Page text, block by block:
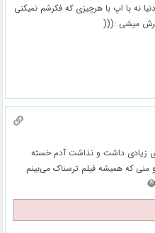
نه با اپ با هرچیزی که فکرشم نمیکنی
میشی :(((
زیادی داشت و نذاشت آدم خسته
که همیشه فیلم ترسناک می‌بینم